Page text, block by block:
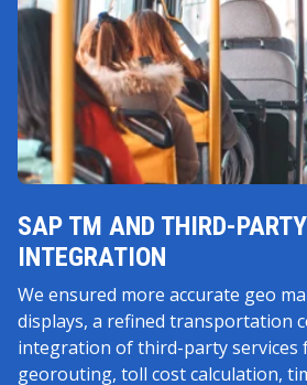
SAP TM AND THIRD-
INTEGRATION
We ensured more accurate geo
displays, a refined transportation
integration of third-party services
georouting, toll cost calculation,